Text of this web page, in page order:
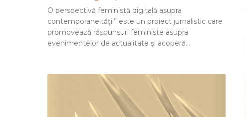
O perspectivă feministă digitală asupra
contemporaneității” este un proiect jurnalistic care
promovează răspunsuri feministe asupra
evenimentelor de actualitate și acoperă…